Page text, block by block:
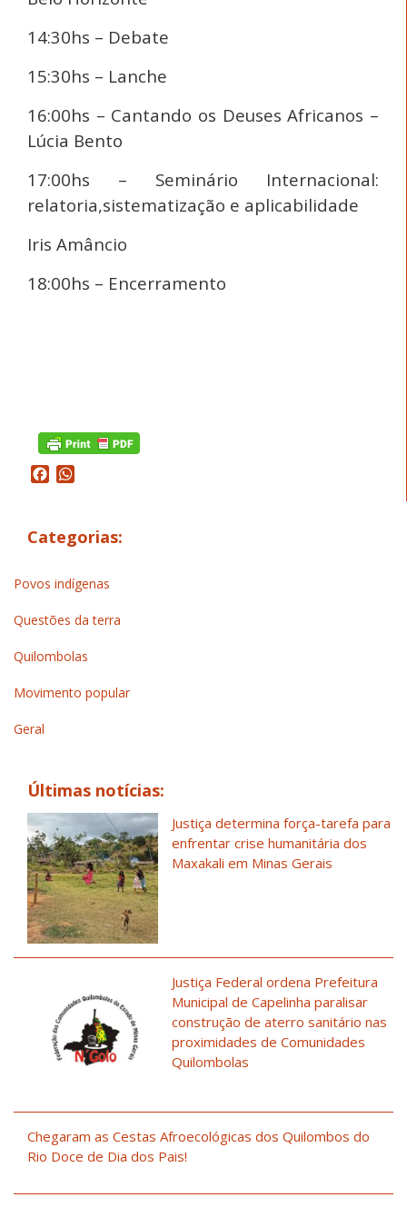
14:30hs – Debate
15:30hs – Lanche
16:00hs – Cantando os Deuses Africanos –
Lúcia Bento
17:00hs – Seminário Internacional:
relatoria,sistematização e aplicabilidade
Iris Amâncio
18:00hs – Encerramento
Facebook
Categorias:
Povos indígenas
Questões da terra
Quilombolas
Movimento popular
Geral
Últimas notícias:
Justiça determina força-tarefa para
enfrentar crise humanitária dos
Maxakali em Minas Gerais
Justiça Federal ordena Prefeitura
Municipal de Capelinha paralisar
construção de aterro sanitário nas
proximidades de Comunidades
Quilombolas
Chegaram as Cestas Afroecológicas dos Quilombos do
Rio Doce de Dia dos Pais!